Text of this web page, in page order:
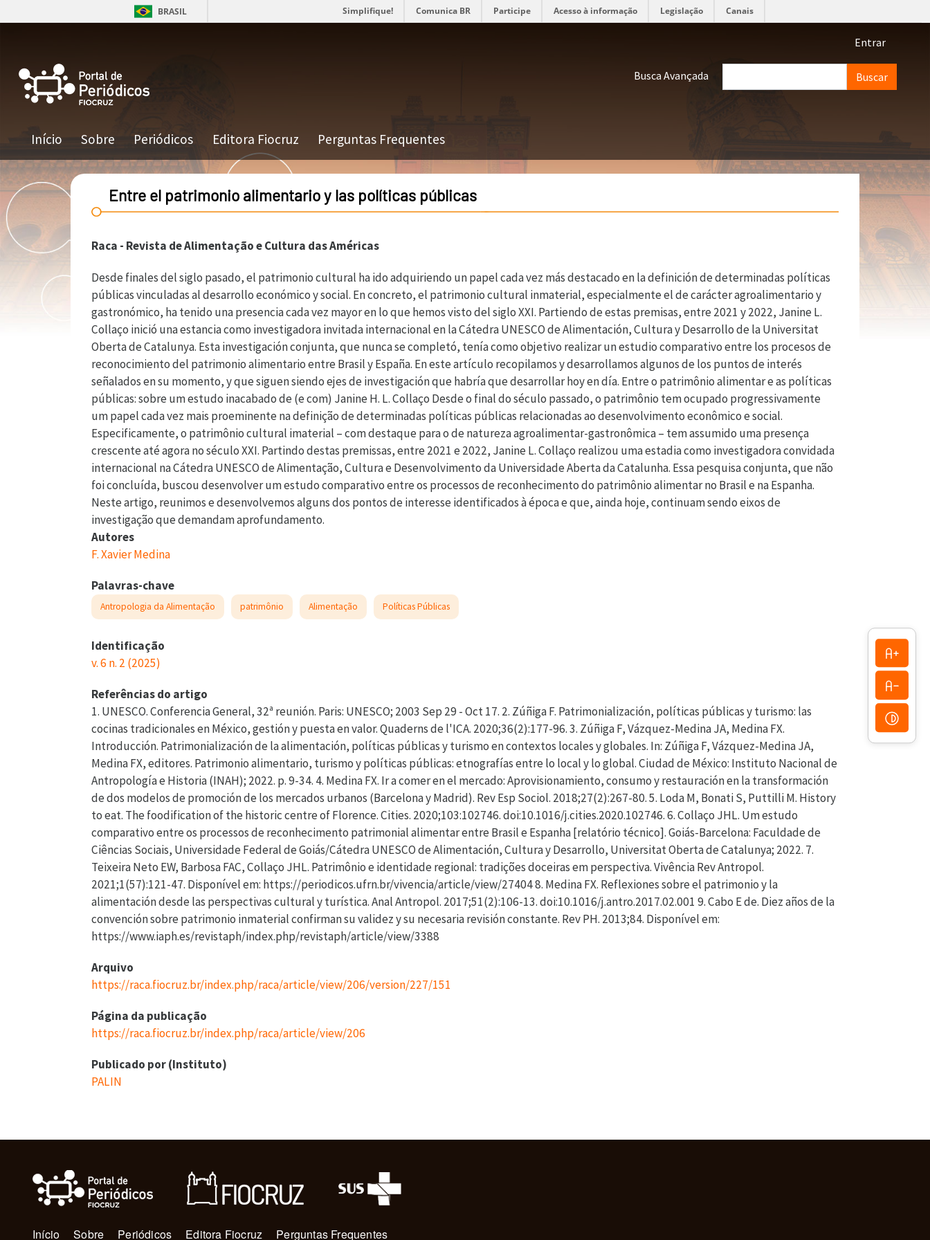
Pular para o conteúdo principal BRASIL Simplifique! Comunica BR Participe Acesso à informação Legislação Canais
Menu
Entrar
Busca Avançada
Navegação principal
Início Sobre Periódicos Editora Fiocruz Perguntas Frequentes
Entre el patrimonio alimentario y las políticas públicas
Raca - Revista de Alimentação e Cultura das Américas
Desde finales del siglo pasado, el patrimonio cultural ha ido adquiriendo un papel cada vez más destacado en la definición de determinadas políticas
públicas vinculadas al desarrollo económico y social. En concreto, el patrimonio cultural inmaterial, especialmente el de carácter agroalimentario y
gastronómico, ha tenido una presencia cada vez mayor en lo que hemos visto del siglo XXI. Partiendo de estas premisas, entre 2021 y 2022, Janine L.
Collaço inició una estancia como investigadora invitada internacional en la Cátedra UNESCO de Alimentación, Cultura y Desarrollo de la Universitat
Oberta de Catalunya. Esta investigación conjunta, que nunca se completó, tenía como objetivo realizar un estudio comparativo entre los procesos de
reconocimiento del patrimonio alimentario entre Brasil y España. En este artículo recopilamos y desarrollamos algunos de los puntos de interés
señalados en su momento, y que siguen siendo ejes de investigación que habría que desarrollar hoy en día. Entre o patrimônio alimentar e as políticas
públicas: sobre um estudo inacabado de (e com) Janine H. L. Collaço Desde o final do século passado, o patrimônio tem ocupado progressivamente
um papel cada vez mais proeminente na definição de determinadas políticas públicas relacionadas ao desenvolvimento econômico e social.
Especificamente, o patrimônio cultural imaterial – com destaque para o de natureza agroalimentar-gastronômica – tem assumido uma presença
crescente até agora no século XXI. Partindo destas premissas, entre 2021 e 2022, Janine L. Collaço realizou uma estadia como investigadora convidada
internacional na Cátedra UNESCO de Alimentação, Cultura e Desenvolvimento da Universidade Aberta da Catalunha. Essa pesquisa conjunta, que não
foi concluída, buscou desenvolver um estudo comparativo entre os processos de reconhecimento do patrimônio alimentar no Brasil e na Espanha.
Neste artigo, reunimos e desenvolvemos alguns dos pontos de interesse identificados à época e que, ainda hoje, continuam sendo eixos de
investigação que demandam aprofundamento.
Autores
F. Xavier Medina
Palavras-chave
Antropologia da Alimentação patrimônio Alimentação Políticas Públicas
Identificação
v. 6 n. 2 (2025)
Referências do artigo
1. UNESCO. Conferencia General, 32ª reunión. Paris: UNESCO; 2003 Sep 29 - Oct 17. 2. Zúñiga F. Patrimonialización, políticas públicas y turismo: las
cocinas tradicionales en México, gestión y puesta en valor. Quaderns de l'ICA. 2020;36(2):177-96. 3. Zúñiga F, Vázquez-Medina JA, Medina FX.
Introducción. Patrimonialización de la alimentación, políticas públicas y turismo en contextos locales y globales. In: Zúñiga F, Vázquez-Medina JA,
Medina FX, editores. Patrimonio alimentario, turismo y políticas públicas: etnografías entre lo local y lo global. Ciudad de México: Instituto Nacional de
Antropología e Historia (INAH); 2022. p. 9-34. 4. Medina FX. Ir a comer en el mercado: Aprovisionamiento, consumo y restauración en la transformación
de dos modelos de promoción de los mercados urbanos (Barcelona y Madrid). Rev Esp Sociol. 2018;27(2):267-80. 5. Loda M, Bonati S, Puttilli M. History
to eat. The foodification of the historic centre of Florence. Cities. 2020;103:102746. doi:10.1016/j.cities.2020.102746. 6. Collaço JHL. Um estudo
comparativo entre os processos de reconhecimento patrimonial alimentar entre Brasil e Espanha [relatório técnico]. Goiás-Barcelona: Faculdade de
Ciências Sociais, Universidade Federal de Goiás/Cátedra UNESCO de Alimentación, Cultura y Desarrollo, Universitat Oberta de Catalunya; 2022. 7.
Teixeira Neto EW, Barbosa FAC, Collaço JHL. Patrimônio e identidade regional: tradições doceiras em perspectiva. Vivência Rev Antropol.
2021;1(57):121-47. Disponível em: https://periodicos.ufrn.br/vivencia/article/view/27404 8. Medina FX. Reflexiones sobre el patrimonio y la
alimentación desde las perspectivas cultural y turística. Anal Antropol. 2017;51(2):106-13. doi:10.1016/j.antro.2017.02.001 9. Cabo E de. Diez años de la
convención sobre patrimonio inmaterial confirman su validez y su necesaria revisión constante. Rev PH. 2013;84. Disponível em:
https://www.iaph.es/revistaph/index.php/revistaph/article/view/3388
Arquivo
https://raca.fiocruz.br/index.php/raca/article/view/206/version/227/151
Página da publicação
https://raca.fiocruz.br/index.php/raca/article/view/206
Publicado por (Instituto)
PALIN
Navegação principal
Início Sobre Periódicos Editora Fiocruz Perguntas Frequentes